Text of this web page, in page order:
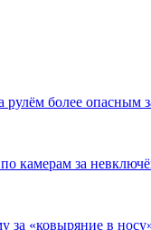
рулём более опасным
камерам за
«ковыряние в